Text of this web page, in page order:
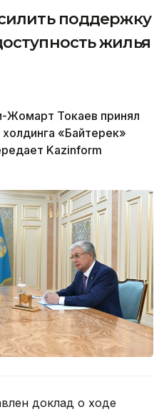
поддержку
жилья
Жомарт Токаев принял
«Байтерек»
Kazinform
доклад о ходе